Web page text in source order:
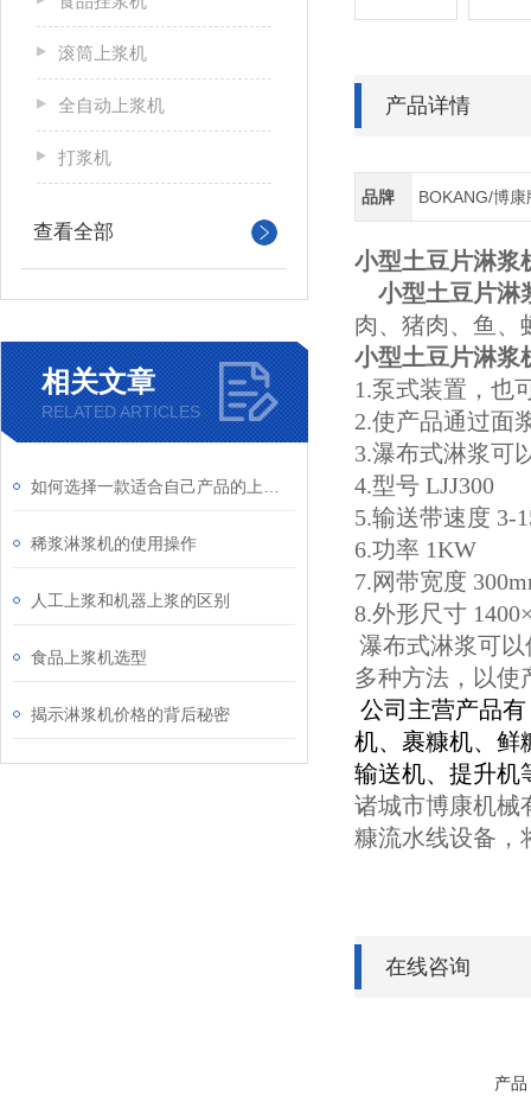
滚筒上浆机
全自动上浆机
打浆机
查看全部
相关文章
RELATED ARTICLES
稀浆淋浆机的使用操作
人工上浆和机器上浆的区别
食品上浆机选型
揭示淋浆机价格的背后秘密
产品详情
品牌 BOKANG/博康
小型土豆片淋浆
小型土豆片淋
肉、猪肉、鱼、
小型土豆片淋浆
1.泵式装置，也
2.使产品通过面
3.瀑布式淋浆可
4.型号 LJJ300
5.输送带速度 3-
6.功率 1KW
7.网带宽度
8.外形尺寸
瀑布式淋浆可
多种方法，以使
公司主营产品
机、裹糠机、鲜
输送机、提升机
诸城市博康机械
糠流水线设备，
在线咨询
产品